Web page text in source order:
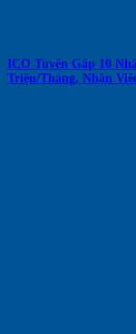
ICO Tuyển Gấp 10
Triệu/Tháng, Nhận